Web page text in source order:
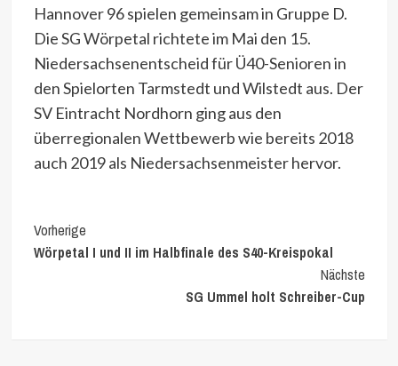
Hannover 96 spielen gemeinsam in Gruppe D.
Die SG Wörpetal richtete im Mai den 15.
Niedersachsenentscheid für Ü40-Senioren in
den Spielorten Tarmstedt und Wilstedt aus. Der
SV Eintracht Nordhorn ging aus den
überregionalen Wettbewerb wie bereits 2018
auch 2019 als Niedersachsenmeister hervor.
Continue
Reading
Vorherige
Wörpetal I und II im Halbfinale des S40-Kreispokal
Nächste
SG Ummel holt Schreiber-Cup